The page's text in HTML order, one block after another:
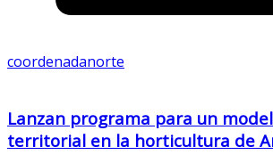
coordenadanorte
Lanzan programa para un
territorial en la horticultura de